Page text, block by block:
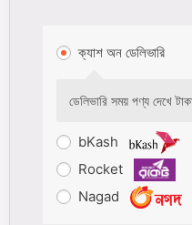
ক্যাশ অন ডেলিভারি
ডেলিভারি সময় পণ্য দেখে
bKash
Rocket
Nagad